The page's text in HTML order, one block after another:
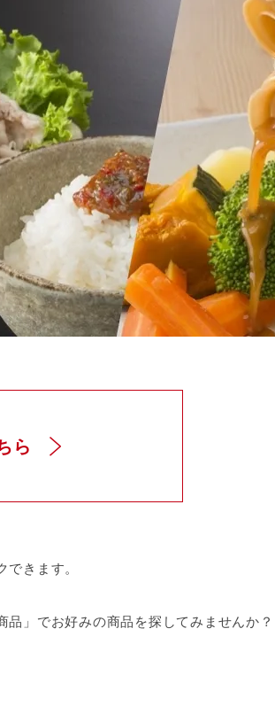
ら
きます。
」でお好みの商品を探してみませんか？